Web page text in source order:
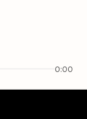
0:00